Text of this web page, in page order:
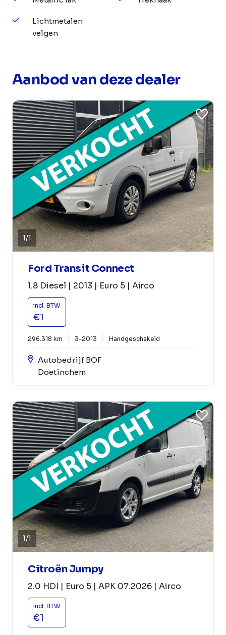
Lichtmetalen
velgen
Aanbod van deze dealer
1/1
Ford Transit Connect
1.8 Diesel | 2013 | Euro 5 | Airco
incl. BTW
€1
296.318 km 3-2013 Handgeschakeld
Autobedrijf BOF
Doetinchem
1/1
Citroën Jumpy
2.0 HDI | Euro 5 | APK 07.2026 | Airco
incl. BTW
€1